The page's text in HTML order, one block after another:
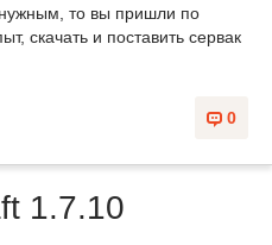
нужным, то вы пришли по
скачать и поставить сервак
0
1.7.10